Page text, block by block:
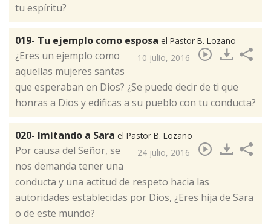
tu espíritu?​
019- Tu ejemplo como esposa el Pastor B. Lozano
10 julio, 2016
¿Eres un ejemplo como
aquellas mujeres santas
que esperaban en Dios? ¿Se puede decir de ti que
honras a Dios y edificas a su pueblo con tu conducta?​
020- Imitando a Sara el Pastor B. Lozano
24 julio, 2016
Por causa del Señor, se
nos demanda tener una
conducta y una actitud de respeto hacia las
autoridades establecidas por Dios, ¿Eres hija de Sara
o de este mundo? ​